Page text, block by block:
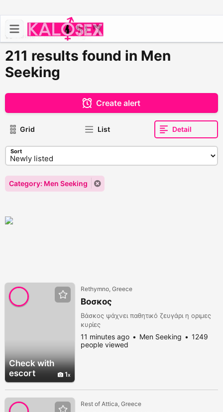
Home >Men Seeking
211 results found in Men
Seeking
Create alert
Grid List Detail
Sort
Category: Men Seeking
Check with
escort
1
Rethymno, Greece
Βοσκος
Βάσκος ψάχνει παθητικό ζευγάρι η οριμες
κυρίες
11 minutes ago Men Seeking
1249
people viewed
Rest of Attica, Greece